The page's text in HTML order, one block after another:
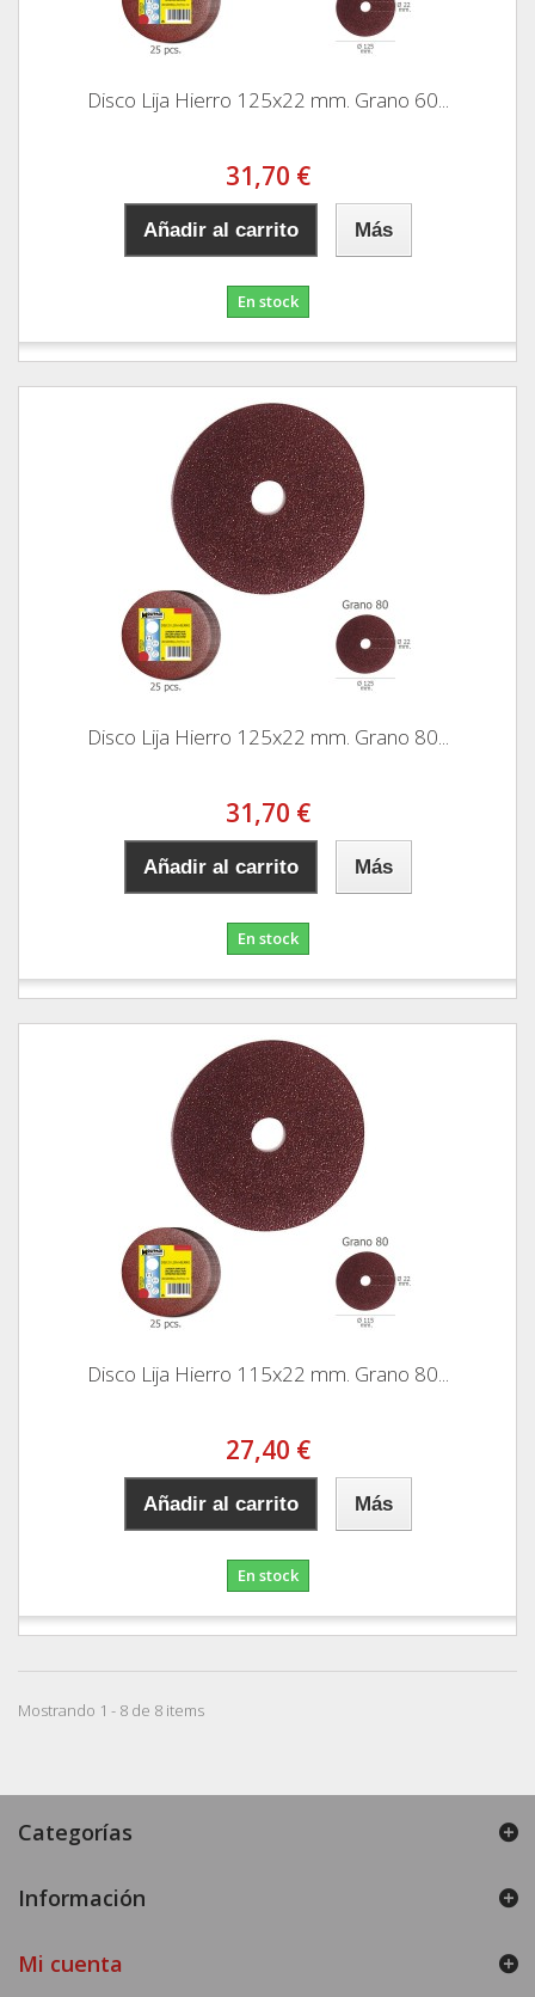
Disco Lija Hierro 125x22 mm. Grano 60...
31,70 €
Añadir al carrito Más
En stock
Disco Lija Hierro 125x22 mm. Grano 80...
31,70 €
Añadir al carrito Más
En stock
Disco Lija Hierro 115x22 mm. Grano 80...
27,40 €
Añadir al carrito Más
En stock
Mostrando 1 - 8 de 8 items
Categorías
Información
Mi cuenta